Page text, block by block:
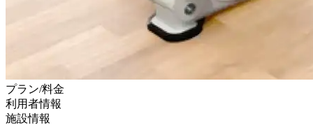
プラン/料金
利用者情報
施設情報